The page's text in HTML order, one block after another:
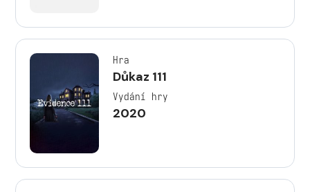
Hra
Důkaz 111
Vydání hry
2020